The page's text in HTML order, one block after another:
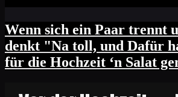
Wenn sich ein Paar trennt
denkt "Na toll, und Dafür
für die Hochzeit ‘n Salat